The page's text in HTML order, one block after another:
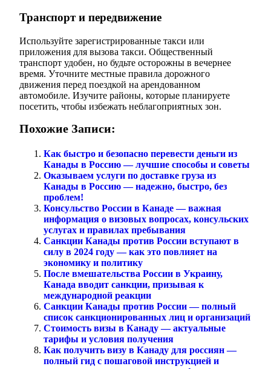
Транспорт и передвижение
Используйте зарегистрированные такси или
приложения для вызова такси. Общественный
транспорт удобен, но будьте осторожны в вечернее
время. Уточните местные правила дорожного
движения перед поездкой на арендованном
автомобиле. Изучите районы, которые планируете
посетить, чтобы избежать неблагоприятных зон.
Похожие Записи:
Как быстро и безопасно перевести деньги из
Канады в Россию — лучшие способы и советы
Оказываем услуги по доставке груза из
Канады в Россию — надежно, быстро, без
проблем!
Консульство России в Канаде — важная
информация о визовых вопросах, консульских
услугах и правилах пребывания
Санкции Канады против России вступают в
силу в 2024 году — как это повлияет на
экономику и политику
После вмешательства России в Украину,
Канада вводит санкции, призывая к
международной реакции
Санкции Канады против России — полный
список санкционированных лиц и организаций
Стоимость визы в Канаду — актуальные
тарифы и условия получения
Как получить визу в Канаду для россиян —
полный гид с пошаговой инструкцией и